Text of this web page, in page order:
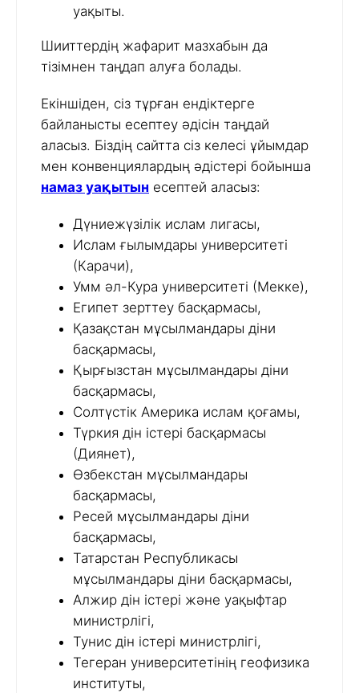
уақыты.
Шииттердің жафарит мазхабын да
тізімнен таңдап алуға болады.
Екіншіден, сіз тұрған ендіктерге
байланысты есептеу әдісін таңдай
аласыз. Біздің сайтта сіз келесі ұйымдар
мен конвенциялардың әдістері бойынша
намаз уақытын есептей аласыз:
Дүниежүзілік ислам лигасы,
Ислам ғылымдары университеті
(Карачи),
Умм әл-Кура университеті (Мекке),
Египет зерттеу басқармасы,
Қазақстан мұсылмандары діни
басқармасы,
Қырғызстан мұсылмандары діни
басқармасы,
Солтүстік Америка ислам қоғамы,
Түркия дін істері басқармасы
(Диянет),
Өзбекстан мұсылмандары
басқармасы,
Ресей мұсылмандары діни
басқармасы,
Татарстан Республикасы
мұсылмандары діни басқармасы,
Алжир дін істері және уақыфтар
министрлігі,
Тунис дін істері министрлігі,
Тегеран университетінің геофизика
институты,